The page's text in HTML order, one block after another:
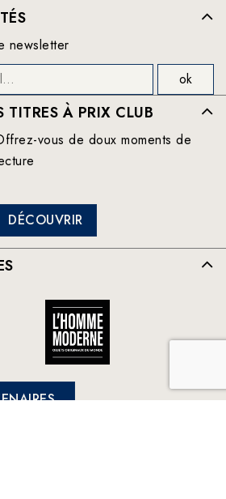
newsletter
TITRES À PRIX CLUB
vous de doux moments de
DÉCOUVRIR